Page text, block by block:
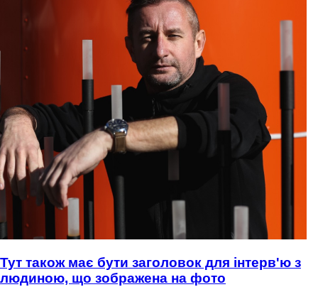
Тут також має бути заголовок для інтерв'ю з
людиною, що зображена на фото